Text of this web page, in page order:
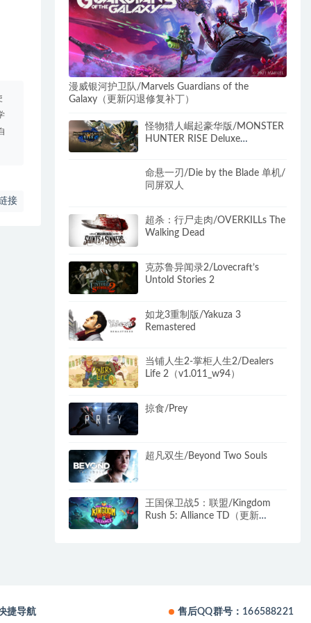
接
漫威银河护卫队/Marvels Guardians of the
Galaxy（更新闪退修复补丁）
怪物猎人崛起豪华版/MONSTER
HUNTER RISE Deluxe
命悬一刃/Die by the Blade 单机/
同屏双人
超杀：行尸走肉/OVERKILLs The
Walking Dead
克苏鲁异闻录2/Lovecraft’s
Untold Stories 2
如龙3重制版/Yakuza 3
Remastered
当铺人生2-掌柜人生2/Dealers
Life 2（v1.011_w94）
掠食/Prey
超凡双生/Beyond Two Souls
王国保卫战5：联盟/Kingdom
Rush 5: Alliance TD（更新
捷导航 售后QQ群号：166588221